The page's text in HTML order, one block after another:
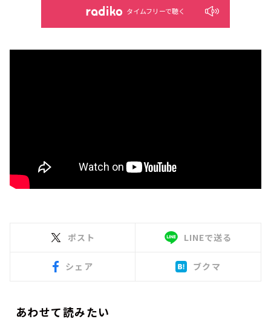
タイムフリーで聴く
ポスト LINEで送る
シェア ブクマ
あわせて読みたい